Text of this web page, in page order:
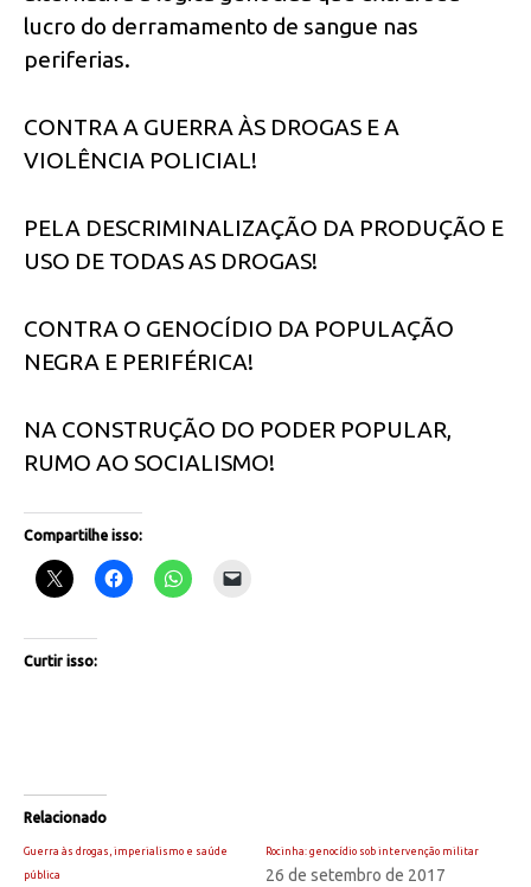
lucro do derramamento de sangue nas
periferias.
CONTRA A GUERRA ÀS DROGAS E A
VIOLÊNCIA POLICIAL!
PELA DESCRIMINALIZAÇÃO DA PRODUÇÃO E
USO DE TODAS AS DROGAS!
CONTRA O GENOCÍDIO DA POPULAÇÃO
NEGRA E PERIFÉRICA!
NA CONSTRUÇÃO DO PODER POPULAR,
RUMO AO SOCIALISMO!
Compartilhe isso:
Curtir isso:
Relacionado
Guerra às drogas, imperialismo e saúde
pública
Rocinha: genocídio sob intervenção militar
26 de setembro de 2017